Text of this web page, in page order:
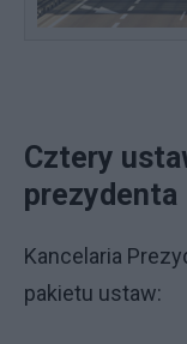
Cztery
prezydenta
Kancelaria
pakietu ustaw: